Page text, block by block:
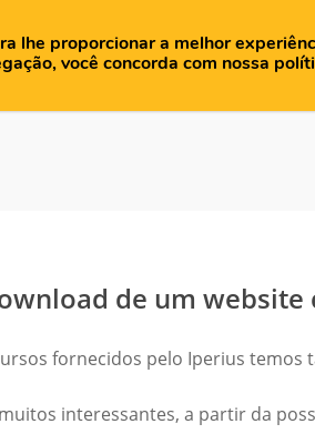
HOME QUEM
de um
fornecidos pelo Iperius temos
interessantes, a partir da
lhe proporcionar a melhor
você concorda com nossa